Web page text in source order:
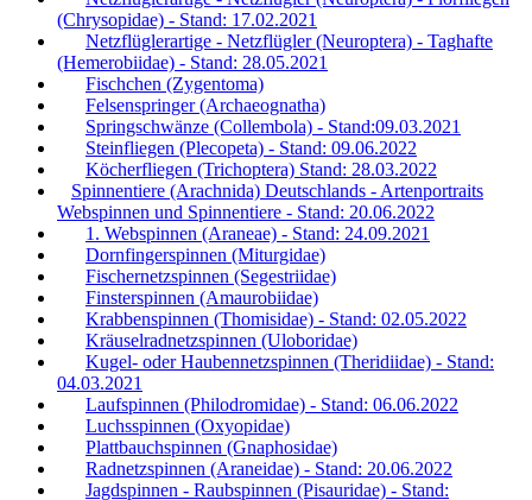
(Chrysopidae) - Stand: 17.02.2021
Netzflüglerartige - Netzflügler (Neuroptera) - Taghafte
(Hemerobiidae) - Stand: 28.05.2021
Fischchen (Zygentoma)
Felsenspringer (Archaeognatha)
Springschwänze (Collembola) - Stand:09.03.2021
Steinfliegen (Plecopeta) - Stand: 09.06.2022
Köcherfliegen (Trichoptera) Stand: 28.03.2022
Spinnentiere (Arachnida) Deutschlands - Artenportraits
Webspinnen und Spinnentiere - Stand: 20.06.2022
1. Webspinnen (Araneae) - Stand: 24.09.2021
Dornfingerspinnen (Miturgidae)
Fischernetzspinnen (Segestriidae)
Finsterspinnen (Amaurobiidae)
Krabbenspinnen (Thomisidae) - Stand: 02.05.2022
Kräuselradnetzspinnen (Uloboridae)
Kugel- oder Haubennetzspinnen (Theridiidae) - Stand:
04.03.2021
Laufspinnen (Philodromidae) - Stand: 06.06.2022
Luchsspinnen (Oxyopidae)
Plattbauchspinnen (Gnaphosidae)
Radnetzspinnen (Araneidae) - Stand: 20.06.2022
Jagdspinnen - Raubspinnen (Pisauridae) - Stand: